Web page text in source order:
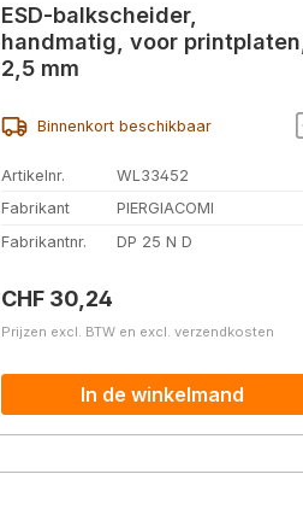
ESD-balkscheider,
handmatig, voor printplaten,
2,5 mm
Binnenkort beschikbaar
Artikelnr.
WL33452
Fabrikant
PIERGIACOMI
Fabrikantnr.
DP 25 N D
Normale prijs:
CHF 30,24
Prijzen excl. BTW en excl. verzendkosten
In de winkelmand